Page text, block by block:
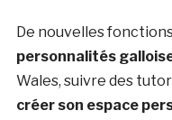
De nouvelles
personnalités
Wales, suivre des
créer son espace